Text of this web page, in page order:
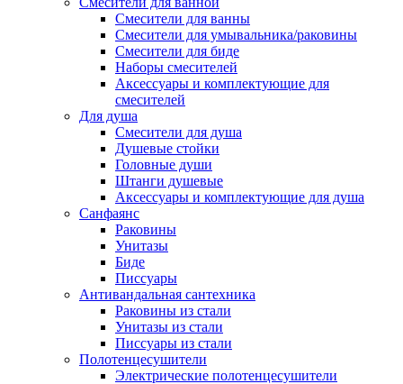
Смесители для ванны
Смесители для умывальника/раковины
Смесители для биде
Наборы смесителей
Аксессуары и комплектующие для
смесителей
Для душа
Смесители для душа
Душевые стойки
Головные души
Штанги душевые
Аксессуары и комплектующие для душа
Санфаянс
Раковины
Унитазы
Биде
Писсуары
Антивандальная сантехника
Раковины из стали
Унитазы из стали
Писсуары из стали
Полотенцесушители
Электрические полотенцесушители